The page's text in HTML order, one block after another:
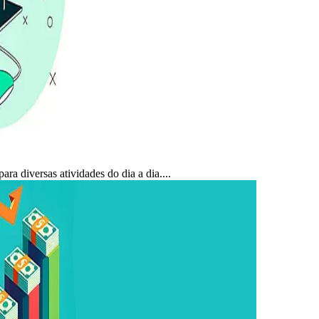
diversas atividades do dia a dia....